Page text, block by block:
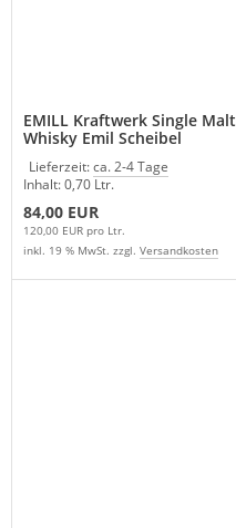
EMILL Kraftwerk Single Malt
Whisky Emil Scheibel
Lieferzeit:ca. 2-4 Tage
Inhalt: 0,70 Ltr.
84,00 EUR
120,00 EUR pro Ltr.
inkl. 19 % MwSt. zzgl. Versandkosten